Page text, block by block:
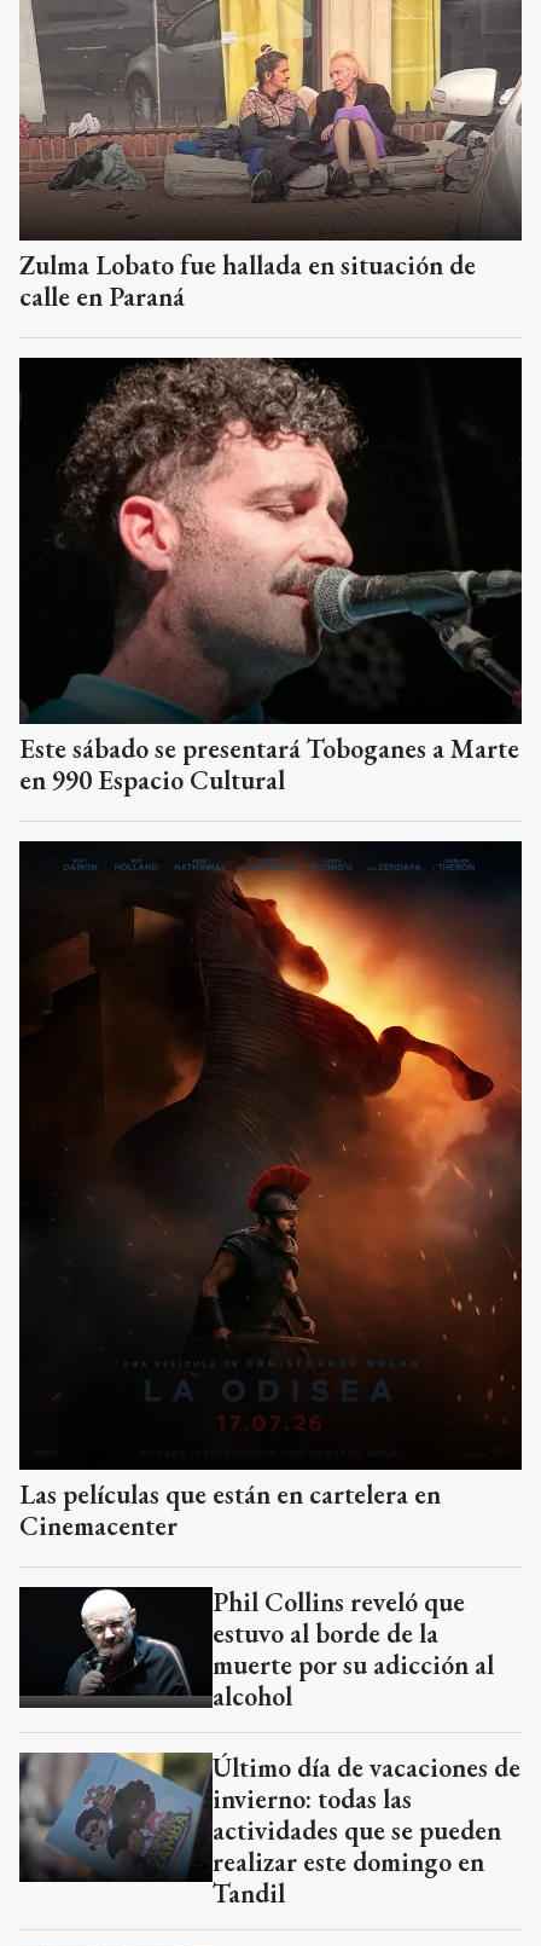
Zulma Lobato fue hallada en situación de
calle en Paraná
Este sábado se presentará Toboganes a Marte
en 990 Espacio Cultural
Las películas que están en cartelera en
Cinemacenter
Phil Collins reveló que
estuvo al borde de la
muerte por su adicción al
alcohol
Último día de vacaciones de
invierno: todas las
actividades que se pueden
realizar este domingo en
Tandil